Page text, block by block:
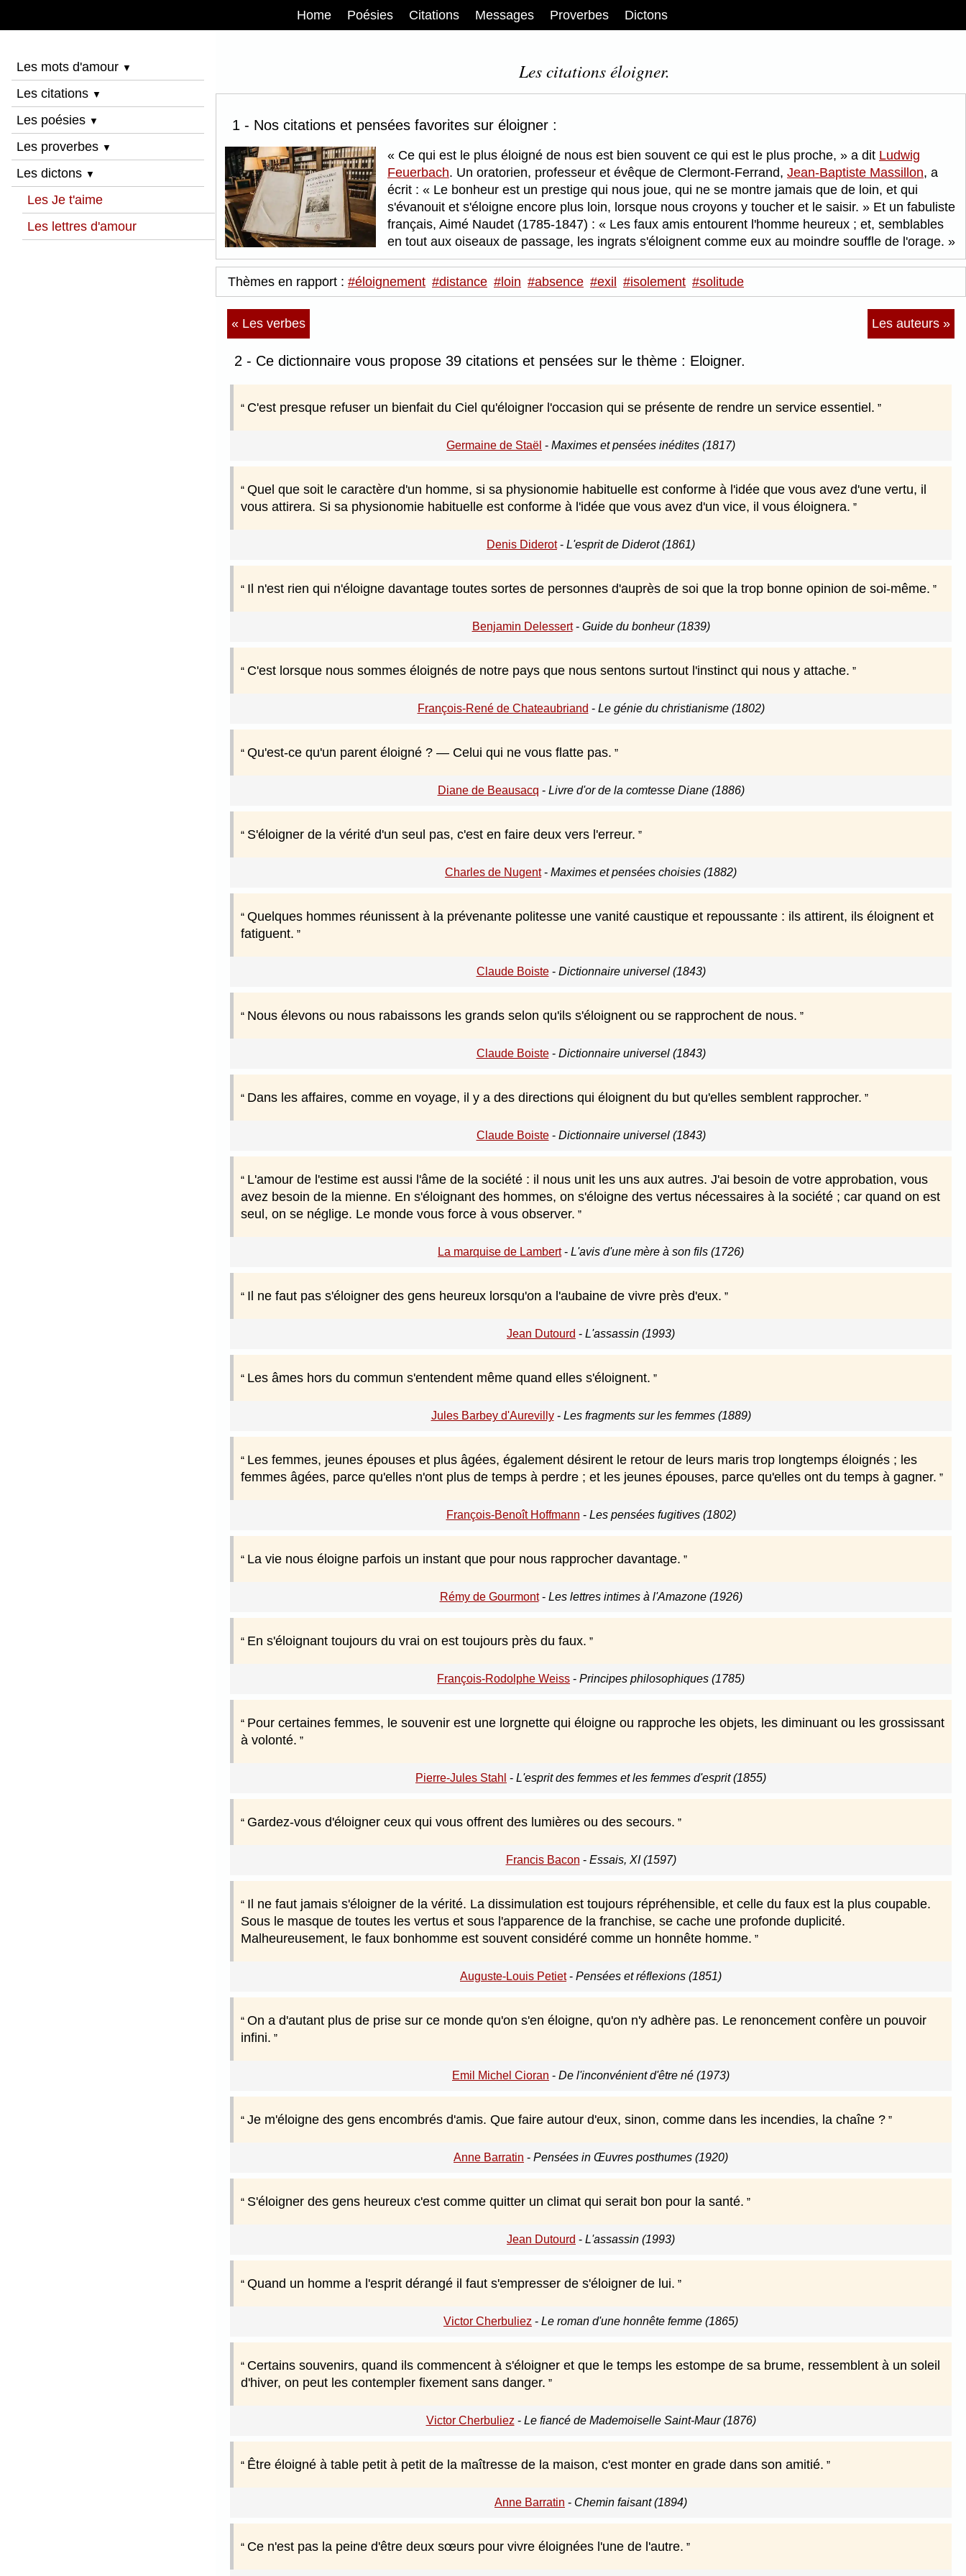
Home Poésies Citations Messages Proverbes Dictons
Les mots d'amour ▼
Les citations ▼
Les poésies ▼
Les proverbes ▼
Les dictons ▼
Les Je t'aime
Les lettres d'amour
Les citations éloigner.
1 - Nos citations et pensées favorites sur éloigner :
Ce qui est le plus éloigné de nous est bien souvent ce qui est le plus proche, a dit Ludwig
Feuerbach. Un oratorien, professeur et évêque de Clermont-Ferrand, Jean-Baptiste Massillon, a
écrit :
Le bonheur est un prestige qui nous joue, qui ne se montre jamais que de loin, et qui
s'évanouit et s'éloigne encore plus loin, lorsque nous croyons y toucher et le saisir.
Et un fabuliste
français, Aimé Naudet (1785-1847) :
Les faux amis entourent l'homme heureux ; et, semblables
en tout aux oiseaux de passage, les ingrats s'éloignent comme eux au moindre souffle de l'orage.
Thèmes en rapport : #éloignement #distance #loin #absence #exil #isolement #solitude
« Les verbes Les auteurs »
2 - Ce dictionnaire vous propose 39 citations et pensées sur le thème : Eloigner.
C'est presque refuser un bienfait du Ciel qu'éloigner l'occasion qui se présente de rendre un service essentiel.
Germaine de Staël - Maximes et pensées inédites (1817)
Quel que soit le caractère d'un homme, si sa physionomie habituelle est conforme à l'idée que vous avez d'une vertu, il
vous attirera. Si sa physionomie habituelle est conforme à l'idée que vous avez d'un vice, il vous éloignera.
Denis Diderot- L'esprit de Diderot (1861)
Il n'est rien qui n'éloigne davantage toutes sortes de personnes d'auprès de soi que la trop bonne opinion de soi-même.
Benjamin Delessert- Guide du bonheur (1839)
C'est lorsque nous sommes éloignés de notre pays que nous sentons surtout l'instinct qui nous y attache.
François-René de Chateaubriand - Le génie du christianisme (1802)
Qu'est-ce qu'un parent éloigné ? — Celui qui ne vous flatte pas.
Diane de Beausacq - Livre d'or de la comtesse Diane (1886)
S'éloigner de la vérité d'un seul pas, c'est en faire deux vers l'erreur.
Charles de Nugent- Maximes et pensées choisies (1882)
Quelques hommes réunissent à la prévenante politesse une vanité caustique et repoussante : ils attirent, ils éloignent et
fatiguent.
Claude Boiste- Dictionnaire universel (1843)
Nous élevons ou nous rabaissons les grands selon qu'ils s'éloignent ou se rapprochent de nous.
Claude Boiste- Dictionnaire universel (1843)
Dans les affaires, comme en voyage, il y a des directions qui éloignent du but qu'elles semblent rapprocher.
Claude Boiste- Dictionnaire universel (1843)
L'amour de l'estime est aussi l'âme de la société : il nous unit les uns aux autres. J'ai besoin de votre approbation, vous
avez besoin de la mienne. En s'éloignant des hommes, on s'éloigne des vertus nécessaires à la société ; car quand on est
seul, on se néglige. Le monde vous force à vous observer.
La marquise de Lambert- L'avis d'une mère à son fils (1726)
Il ne faut pas s'éloigner des gens heureux lorsqu'on a l'aubaine de vivre près d'eux.
Jean Dutourd - L'assassin (1993)
Les âmes hors du commun s'entendent même quand elles s'éloignent.
Jules Barbey d'Aurevilly- Les fragments sur les femmes (1889)
Les femmes, jeunes épouses et plus âgées, également désirent le retour de leurs maris trop longtemps éloignés ; les
femmes âgées, parce qu'elles n'ont plus de temps à perdre ; et les jeunes épouses, parce qu'elles ont du temps à gagner.
François-Benoît Hoffmann - Les pensées fugitives (1802)
La vie nous éloigne parfois un instant que pour nous rapprocher davantage.
Rémy de Gourmont- Les lettres intimes à l'Amazone (1926)
En s'éloignant toujours du vrai on est toujours près du faux.
François-Rodolphe Weiss - Principes philosophiques (1785)
Pour certaines femmes, le souvenir est une lorgnette qui éloigne ou rapproche les objets, les diminuant ou les grossissant
à volonté.
Pierre-Jules Stahl - L'esprit des femmes et les femmes d'esprit (1855)
Gardez-vous d'éloigner ceux qui vous offrent des lumières ou des secours.
Francis Bacon - Essais, XI (1597)
Il ne faut jamais s'éloigner de la vérité. La dissimulation est toujours répréhensible, et celle du faux est la plus coupable.
Sous le masque de toutes les vertus et sous l'apparence de la franchise, se cache une profonde duplicité.
Malheureusement, le faux bonhomme est souvent considéré comme un honnête homme.
Auguste-Louis Petiet- Pensées et réflexions (1851)
On a d'autant plus de prise sur ce monde qu'on s'en éloigne, qu'on n'y adhère pas. Le renoncement confère un pouvoir
infini.
Emil Michel Cioran - De l'inconvénient d'être né (1973)
Je m'éloigne des gens encombrés d'amis. Que faire autour d'eux, sinon, comme dans les incendies, la chaîne ?
Anne Barratin - Pensées in Œuvres posthumes (1920)
S'éloigner des gens heureux c'est comme quitter un climat qui serait bon pour la santé.
Jean Dutourd - L'assassin (1993)
Quand un homme a l'esprit dérangé il faut s'empresser de s'éloigner de lui.
Victor Cherbuliez - Le roman d'une honnête femme (1865)
Certains souvenirs, quand ils commencent à s'éloigner et que le temps les estompe de sa brume, ressemblent à un soleil
d'hiver, on peut les contempler fixement sans danger.
Victor Cherbuliez - Le fiancé de Mademoiselle Saint-Maur (1876)
Être éloigné à table petit à petit de la maîtresse de la maison, c'est monter en grade dans son amitié.
Anne Barratin - Chemin faisant (1894)
Ce n'est pas la peine d'être deux sœurs pour vivre éloignées l'une de l'autre.